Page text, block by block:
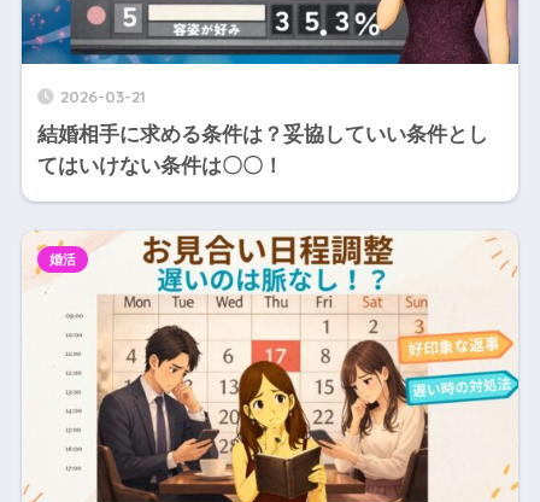
2026-03-21
結婚相手に求める条件は？妥協していい条件とし
てはいけない条件は〇〇！
婚活